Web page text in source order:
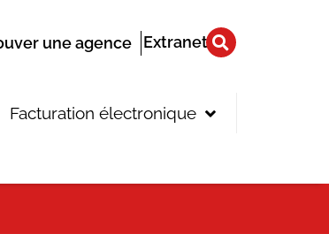
une agence Extranet
Facturation électronique